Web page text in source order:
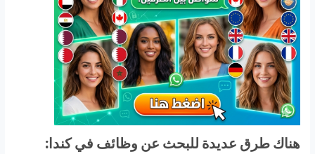
هناك طرق عديدة للبحث عن وظائف في كندا: